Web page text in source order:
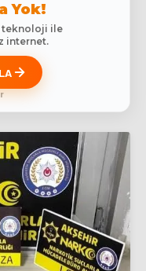
Yok!
teknoloji ile
internet.